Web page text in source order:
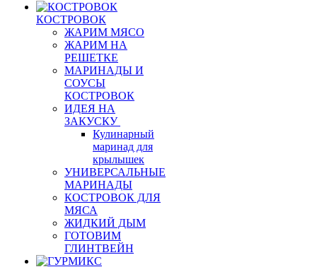
КОСТРОВОК
ЖАРИМ МЯСО
ЖАРИМ НА
РЕШЕТКЕ
МАРИНАДЫ И
СОУСЫ
КОСТРОВОК
ИДЕЯ НА
ЗАКУСКУ
Кулинарный
маринад для
крылышек
УНИВЕРСАЛЬНЫЕ
МАРИНАДЫ
КОСТРОВОК ДЛЯ
МЯСА
ЖИДКИЙ ДЫМ
ГОТОВИМ
ГЛИНТВЕЙН